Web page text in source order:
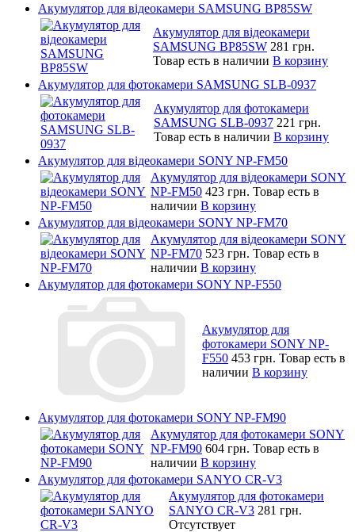
Акумулятор для відеокамери SAMSUNG BP85SW
Акумулятор для відеокамери
SAMSUNG BP85SW 281 грн.
Товар есть в наличии В корзину
Акумулятор для фотокамери SAMSUNG SLB-0937
Акумулятор для фотокамери
SAMSUNG SLB-0937 221 грн.
Товар есть в наличии В корзину
Акумулятор для відеокамери SONY NP-FM50
Акумулятор для відеокамери SONY
NP-FM50 423 грн. Товар есть в
наличии В корзину
Акумулятор для відеокамери SONY NP-FM70
Акумулятор для відеокамери SONY
NP-FM70 523 грн. Товар есть в
наличии В корзину
Акумулятор для фотокамери SONY NP-F550
Акумулятор для
фотокамери SONY NP-
F550 453 грн. Товар есть в
наличии В корзину
Акумулятор для фотокамери SONY NP-FM90
Акумулятор для фотокамери SONY
NP-FM90 604 грн. Товар есть в
наличии В корзину
Акумулятор для фотокамери SANYO CR-V3
Акумулятор для фотокамери
SANYO CR-V3 281 грн.
Отсутствует